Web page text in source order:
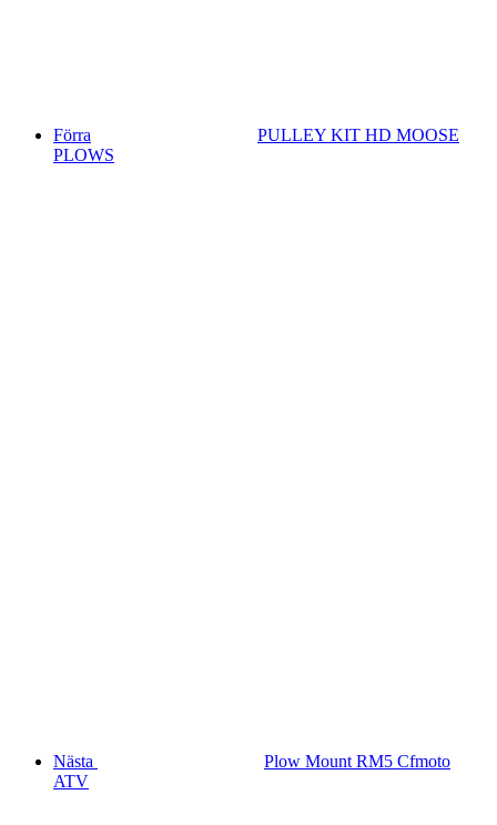
Förra
PULLEY KIT HD MOOSE
PLOWS
Nästa
Plow Mount RM5 Cfmoto
ATV